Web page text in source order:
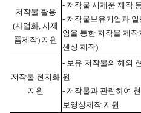
저작물 활용
(사업화, 시제
품제작) 지원
- 저작물 시제품 제작
- 저작물보유기업과
엄을 통한 저작물 제작
센싱 제작)
저작물 현지화
지원
- 보유 저작물의 해외
원
- 저작물과 관련하여
보영상제작 지원